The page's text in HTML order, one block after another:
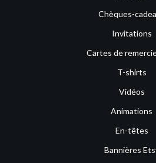
Chèques-
Invitations
Cartes de
T-shirts
Vidéos
Animations
En-têtes
Bannières